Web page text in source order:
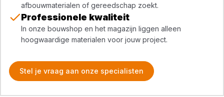
afbouwmaterialen of gereedschap zoekt.
Professionele kwaliteit
In onze bouwshop en het magazijn liggen alleen
hoogwaardige materialen voor jouw project.
Stel je vraag aan onze specialisten